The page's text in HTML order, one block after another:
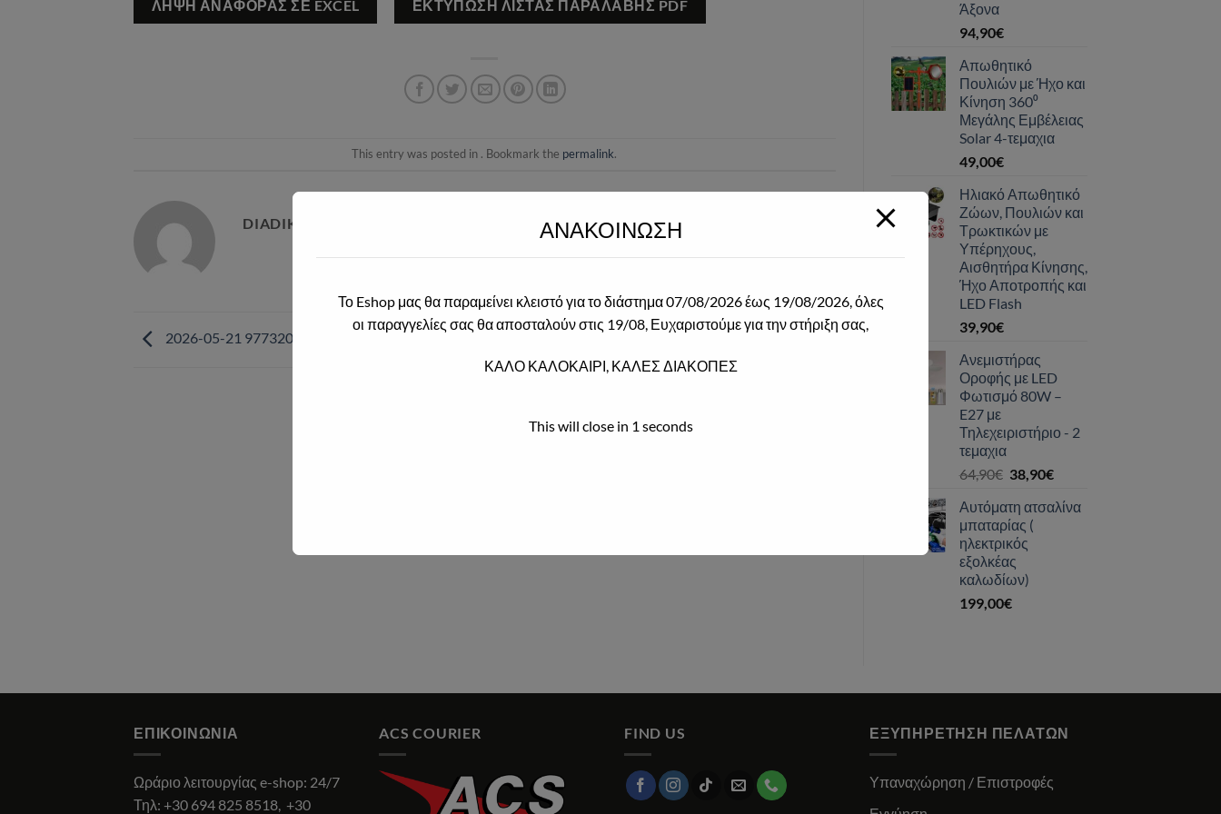
ΛΉΨΗ ΑΝΑΦΟΡΆΣ ΣΕ EXCEL ΕΚΤΎΠΩΣΗ ΛΊΣΤΑΣ ΠΑΡΑΛΑΒΉΣ PDF
This entry was posted in . Bookmark the permalink.
DIADIKTIAKA@2021.GR DIADIKTIAKA@2021.GR
2026-05-21 9773203042 2026-05-25 9773957255
Άξονα
94,90€
Απωθητικό
Πουλιών με Ήχο και
Κίνηση 360⁰
Μεγάλης Εμβέλειας
Solar 4-τεμαχια
49,00€
Ηλιακό Απωθητικό
Ζώων, Πουλιών και
Τρωκτικών με
Υπέρηχους,
Αισθητήρα Κίνησης,
Ήχο Αποτροπής και
LED Flash
39,90€
Ανεμιστήρας
Οροφής με LED
Φωτισμό 80W –
E27 με
Τηλεχειριστήριο - 2
τεμαχια
64,90€ Original
was:
64,90€.
38,90€Η
τιμή
Αυτόματη ατσαλίνα
μπαταρίας (
ηλεκτρικός
εξολκέας
καλωδίων)
199,00€
ΕΠΙΚΟΙΝΩΝΊΑ
Ωράριο λειτουργίας e-shop: 24/7
Τηλ: +30 694 825 8518, +30
ACS COURIER FIND US ΕΞΥΠΗΡΈΤΗΣΗ ΠΕΛΑΤΏΝ
Υπαναχώρηση / Επιστροφές